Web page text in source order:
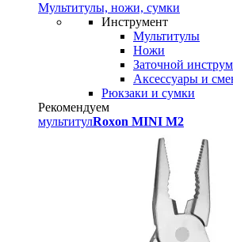
Мультитулы, ножи, сумки
Инструмент
Мультитулы
Ножи
Заточной
Аксессуары и
Рюкзаки и сумки
Рекомендуем
мультитулRoxon MINI M2